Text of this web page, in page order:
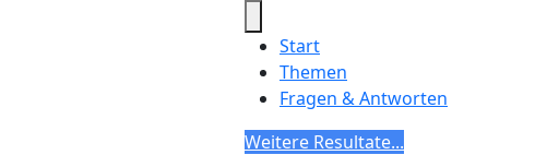
Start
Themen
Fragen & Antworten
Search
Weitere Resultate...